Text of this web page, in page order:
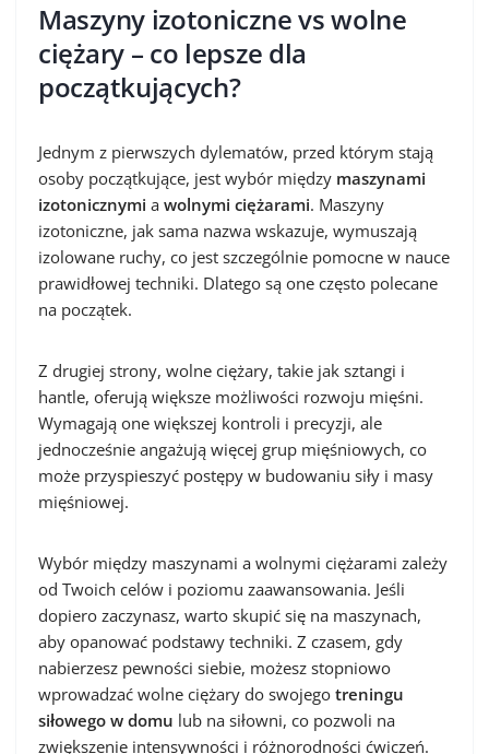
Maszyny izotoniczne vs wolne
ciężary – co lepsze dla
początkujących?
Jednym z pierwszych dylematów, przed którym stają
osoby początkujące, jest wybór między maszynami
izotonicznymi a wolnymi ciężarami. Maszyny
izotoniczne, jak sama nazwa wskazuje, wymuszają
izolowane ruchy, co jest szczególnie pomocne w nauce
prawidłowej techniki. Dlatego są one często polecane
na początek.
Z drugiej strony, wolne ciężary, takie jak sztangi i
hantle, oferują większe możliwości rozwoju mięśni.
Wymagają one większej kontroli i precyzji, ale
jednocześnie angażują więcej grup mięśniowych, co
może przyspieszyć postępy w budowaniu siły i masy
mięśniowej.
Wybór między maszynami a wolnymi ciężarami zależy
od Twoich celów i poziomu zaawansowania. Jeśli
dopiero zaczynasz, warto skupić się na maszynach,
aby opanować podstawy techniki. Z czasem, gdy
nabierzesz pewności siebie, możesz stopniowo
wprowadzać wolne ciężary do swojego treningu
siłowego w domu lub na siłowni, co pozwoli na
zwiększenie intensywności i różnorodności ćwiczeń.